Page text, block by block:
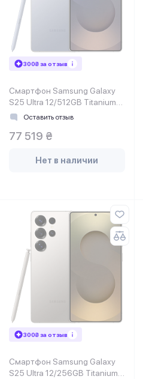
300₴ за отзыв
Смартфон Samsung Galaxy
S25 Ultra 12/512GB Titanium
Silverblue (SM-
Оставить отзыв
77 519 ₴
Нет в наличии
300₴ за отзыв
Смартфон Samsung Galaxy
S25 Ultra 12/256GB Titanium